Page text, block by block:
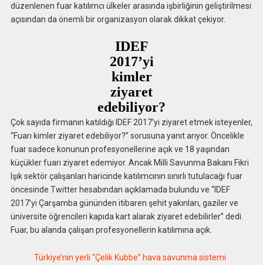
düzenlenen fuar katılımcı ülkeler arasında işbirliğinin geliştirilmesi
açısından da önemli bir organizasyon olarak dikkat çekiyor.
IDEF
2017’yi
kimler
ziyaret
edebiliyor?
Çok sayıda firmanın katıldığı IDEF 2017’yi ziyaret etmek isteyenler,
“Fuarı kimler ziyaret edebiliyor?” sorusuna yanıt arıyor. Öncelikle
fuar sadece konunun profesyonellerine açık ve 18 yaşından
küçükler fuarı ziyaret edemiyor. Ancak Milli Savunma Bakanı Fikri
Işık sektör çalışanları haricinde katılımcının sınırlı tutulacağı fuar
öncesinde Twitter hesabından açıklamada bulundu ve “IDEF
2017’yi Çarşamba gününden itibaren şehit yakınları, gaziler ve
üniversite öğrencileri kapıda kart alarak ziyaret edebilirler” dedi.
Fuar, bu alanda çalışan profesyonellerin katılımına açık.
Türkiye’nin yerli “Çelik Kubbe” hava savunma sistemi